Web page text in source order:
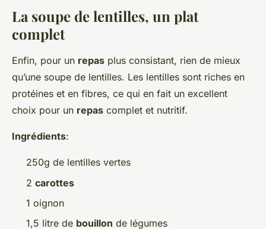
La soupe de lentilles, un plat
complet
Enfin, pour un repas plus consistant, rien de mieux
qu’une soupe de lentilles. Les lentilles sont riches en
protéines et en fibres, ce qui en fait un excellent
choix pour un repas complet et nutritif.
Ingrédients:
250g de lentilles vertes
2 carottes
1 oignon
1,5 litre de bouillon de légumes